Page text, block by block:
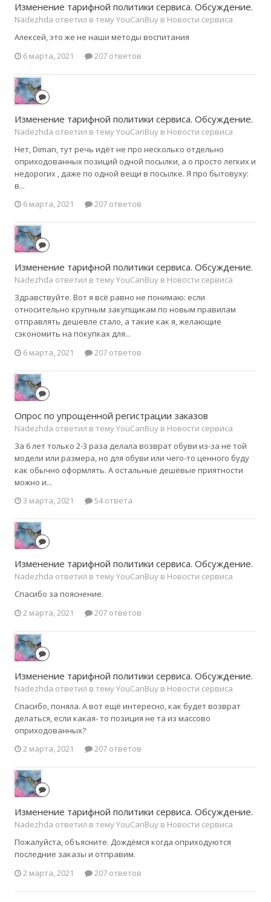
Изменение тарифной политики сервиса. Обсуждение.
Nadezhda ответил в тему YouCanBuy в Новости сервиса
Алексей, это же не наши методы воспитания
6 марта, 2021
207 ответов
Изменение тарифной политики сервиса. Обсуждение.
Nadezhda ответил в тему YouCanBuy в Новости сервиса
Нет, Diman, тут речь идёт не про несколько отдельно
оприходованных позиций одной посылки, а о просто легких и
недорогих , даже по одной вещи в посылке. Я про бытовуху:
в...
6 марта, 2021
207 ответов
Изменение тарифной политики сервиса. Обсуждение.
Nadezhda ответил в тему YouCanBuy в Новости сервиса
Здравствуйте. Вот я всё равно не понимаю: если
относительно крупным закупщикам по новым правилам
отправлять дешевле стало, а такие как я, желающие
сэкономить на покупках для...
6 марта, 2021
207 ответов
Опрос по упрощенной регистрации заказов
Nadezhda ответил в тему YouCanBuy в Новости сервиса
За 6 лет только 2-3 раза делала возврат обуви из-за не той
модели или размера, но для обуви или чего-то ценного буду
как обычно оформлять. А остальные дешёвые приятности
можно и...
3 марта, 2021
54 ответа
Изменение тарифной политики сервиса. Обсуждение.
Nadezhda ответил в тему YouCanBuy в Новости сервиса
Спасибо за пояснение.
2 марта, 2021
207 ответов
Изменение тарифной политики сервиса. Обсуждение.
Nadezhda ответил в тему YouCanBuy в Новости сервиса
Спасибо, поняла. А вот ещё интересно, как будет возврат
делаться, если какая- то позиция не та из массово
оприходованных?
2 марта, 2021
207 ответов
Изменение тарифной политики сервиса. Обсуждение.
Nadezhda ответил в тему YouCanBuy в Новости сервиса
Пожалуйста, объясните. Дождёмся когда оприходуются
последние заказы и отправим.
2 марта, 2021
207 ответов